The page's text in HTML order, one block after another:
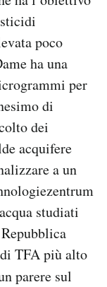
poco
ha una
per
di
dei
acquifere
a un
studiati
TFA più alto
parere sul